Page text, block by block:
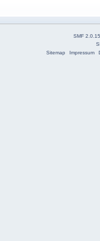
SMF 2.0.15
Sitemap
Impressum